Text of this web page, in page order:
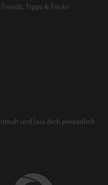
Tipps & Tricks
und lass dich persönlich